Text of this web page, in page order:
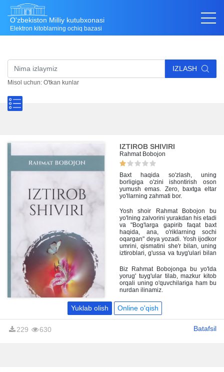
O'zbekiston Milliy kutubxonasi
Elektron kitoblarning ochiq bazasi
IZLASH
Misol uchun: O'tkan kunlar
IZTIROB SHIVIRI
Rahmat Bobojon
Baxt haqida so'zlash, uning
borligiga o'zini ishontirish oson
yumush emas. Zero, baxtga eltar
yo'llarning zahmati bor.
Yosh shoir Rahmat Bobojon bu
yo'lning zalvorini yurakdan his etadi
va "Bog'larga gapirib faqat baxt
haqida, ana, o'riklarning sochi
oqargan" deya yozadi. Yosh ijodkor
umrini, qismatini she'r bilan, uning
iztiroblari, g'ussa va tuyg'ulari bilan
yashayotgan shoir.
Biz Rahmat Bobojonga bu yo'lda
yorug' tuyg'ular tilab, mazkur kitob
orqali uning o'quvchilariga ham bu
nurdan ilinamiz.
Yuklab olish Online o'qish
229 630 Batafsil